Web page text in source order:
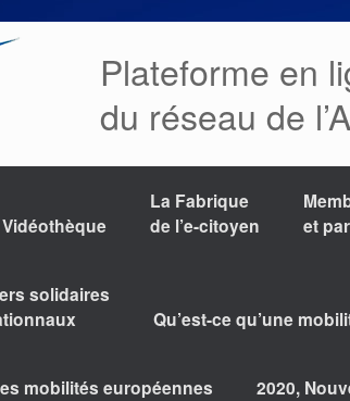
Plateforme en
du réseau de
Vidéothèque
La Fabrique
de l’e-citoyen
et
solidaires
Qu’est-ce qu’une
mobilités européennes 2020,